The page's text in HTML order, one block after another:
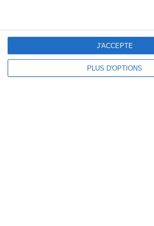
PLUS D'OPTIONS
J'ACCEPTE